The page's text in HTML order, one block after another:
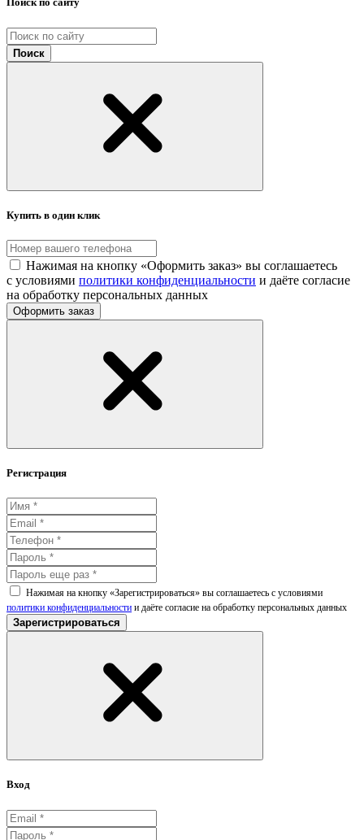
Поиск
Купить в один клик
Нажимая на кнопку «Оформить заказ» вы соглашаетесь
с условиями политики конфиденциальности и даёте согласие
на обработку персональных данных
Оформить заказ
Регистрация
Нажимая на кнопку «Зарегистрироваться» вы соглашаетесь с условиями
политики конфиденциальности и даёте согласие на обработку персональных данных
Зарегистрироваться
Вход